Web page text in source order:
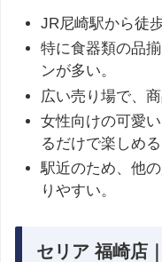
JR尼崎駅から徒
特に食器類の品
ンが多い。
広い売り場で、
女性向けの可愛
るだけで楽しめる
駅近のため、他
りやすい。
セリア 福崎店